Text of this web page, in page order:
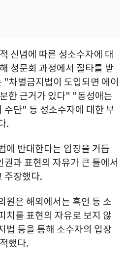
신념에 따른 성소수자에 대
청문회 과정에서 질타를 받
"차별금지법이 도입되면 에이
한 근거가 있다" "동성애는
수단" 등 성소수자에 대한 부
.
에 반대한다는 입장을 거듭
과 표현의 자유가 큰 틀에서
주장했다.
원은 해외에서는 흑인 등 소
치를 표현의 자유로 보지 않
법 등을 통해 소수자의 입장
했다.